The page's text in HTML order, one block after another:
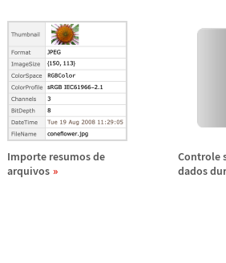
Importe resumos de
arquivos
Controle
dados